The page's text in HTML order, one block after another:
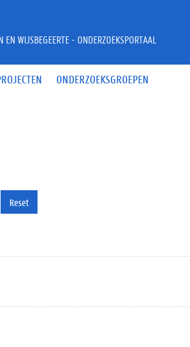
ONDERZOEKSGROEPEN
EN WIJSBEGEERTE - ONDERZOEKSPORTAAL
Reset